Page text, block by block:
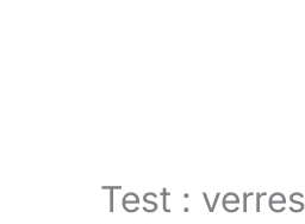
Test :